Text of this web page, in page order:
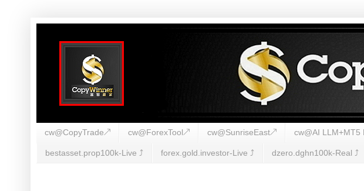
cw@CopyTrade↗ cw@ForexTool↗ cw@SunriseEast↗ cw@AI LLM+MT5
bestasset.prop100k-Live ⤴︎ forex.gold.investor-Live ⤴︎ dzero.dghn100k-Real ⤴︎